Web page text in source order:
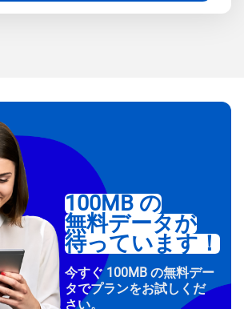
100MB の
無料データが
待っています！
今すぐ 100MB の無料デー
タでプランをお試しくだ
さい。